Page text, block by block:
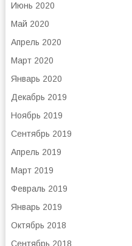
Июнь 2020
Май 2020
Апрель 2020
Март 2020
Январь 2020
Декабрь 2019
Ноябрь 2019
Сентябрь 2019
Апрель 2019
Март 2019
Февраль 2019
Январь 2019
Октябрь 2018
Сентябрь 2018